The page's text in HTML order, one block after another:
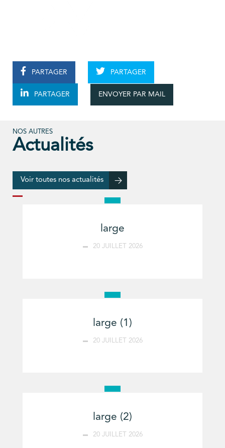
PARTAGER PARTAGER
PARTAGER ENVOYER PAR MAIL
NOS AUTRES
Actualités
Voir toutes nos actualités
large
20 JUILLET 2026
large (1)
20 JUILLET 2026
large (2)
20 JUILLET 2026